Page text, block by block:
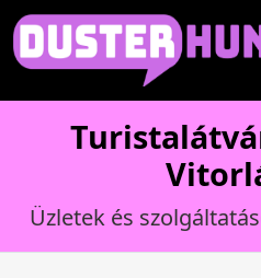
Üzletek és